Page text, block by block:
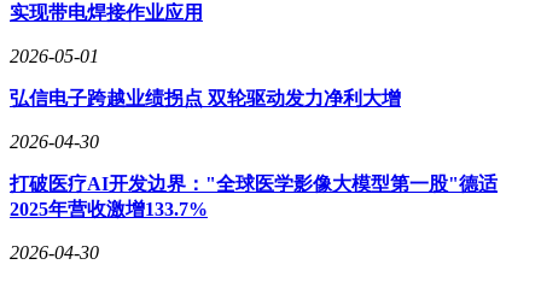
实现带电焊接作业应用
2026-05-01
弘信电子跨越业绩拐点 双轮驱动发力净利大增
2026-04-30
打破医疗AI开发边界："全球医学影像大模型第一股"德适
2025年营收激增133.7%
2026-04-30